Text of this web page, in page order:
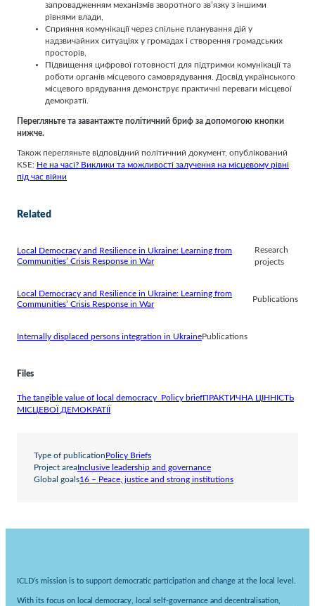
запровадженням механізмів зворотного зв’язку з іншими
рівнями влади,
Сприяння комунікації через спільне планування дій у
надзвичайних ситуаціях у громадах і створення громадських
просторів,
Підвищення цифрової готовності для підтримки комунікації та
роботи органів місцевого самоврядування. Досвід українського
місцевого врядування демонструє практичні переваги місцевої
демократії.
Перегляньте та завантажте політичний бриф за допомогою кнопки
нижче.
Також перегляньте відповідний політичний документ, опублікований
KSE: Не на часі? Виклики та можливості залучення на місцевому рівні
під час війни
Related
Local Democracy and Resilience in Ukraine: Learning from
Communities’ Crisis Response in War
Research
projects
Local Democracy and Resilience in Ukraine: Learning from
Communities’ Crisis Response in War
Publications
Internally displaced persons integration in UkrainePublications
Files
The tangible value of local democracy_Policy briefПРАКТИЧНА ЦІННІСТЬ
МІСЦЕВОЇ ДЕМОКРАТІЇ
Type of publication Policy Briefs
Project area Inclusive leadership and governance
Global goals16 – Peace, justice and strong institutions
ICLD’s mission is to support democratic participation and change at the local level.
With its focus on local democracy, local self-governance and decentralisation,